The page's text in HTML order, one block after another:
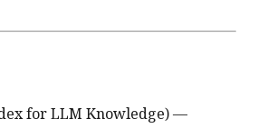
for LLM Knowledge) —